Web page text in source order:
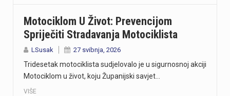
Motociklom U Život: Prevencijom
Spriječiti Stradavanja Motociklista
LSusak 27 svibnja, 2026
Tridesetak motociklista sudjelovalo je u sigurnosnoj akciji
Motociklom u život, koju Županijski savjet…
VIŠE